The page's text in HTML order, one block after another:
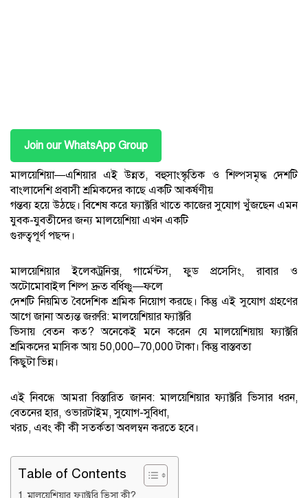
Join our WhatsApp Group
মালয়েশিয়া—এশিয়ার এই উন্নত, বহুসাংস্কৃতিক ও শিল্পসমৃদ্ধ দেশটি
বাংলাদেশি প্রবাসী শ্রমিকদের কাছে একটি আকর্ষণীয়
গন্তব্য হয়ে উঠছে। বিশেষ করে ফ্যাক্টরি খাতে কাজের সুযোগ খুঁজছেন এমন
যুবক-যুবতীদের জন্য মালয়েশিয়া এখন একটি
গুরুত্বপূর্ণ পছন্দ।
মালয়েশিয়ার ইলেকট্রনিক্স, গার্মেন্টস, ফুড প্রসেসিং, রাবার ও
অটোমোবাইল শিল্প দ্রুত বর্ধিষ্ণু—ফলে
দেশটি নিয়মিত বৈদেশিক শ্রমিক নিয়োগ করছে। কিন্তু এই সুযোগ গ্রহণের
আগে জানা অত্যন্ত জরুরি: মালয়েশিয়ার ফ্যাক্টরি
ভিসায় বেতন কত? অনেকেই মনে করেন যে মালয়েশিয়ায় ফ্যাক্টরি
শ্রমিকদের মাসিক আয় 50,000–70,000 টাকা। কিন্তু বাস্তবতা
কিছুটা ভিন্ন।
এই নিবন্ধে আমরা বিস্তারিত জানব: মালয়েশিয়ার ফ্যাক্টরি ভিসার ধরন,
বেতনের হার, ওভারটাইম, সুযোগ-সুবিধা,
খরচ, এবং কী কী সতর্কতা অবলম্বন করতে হবে।
Table of Contents
মালয়েশিয়ার ফ্যাক্টরি ভিসা কী?